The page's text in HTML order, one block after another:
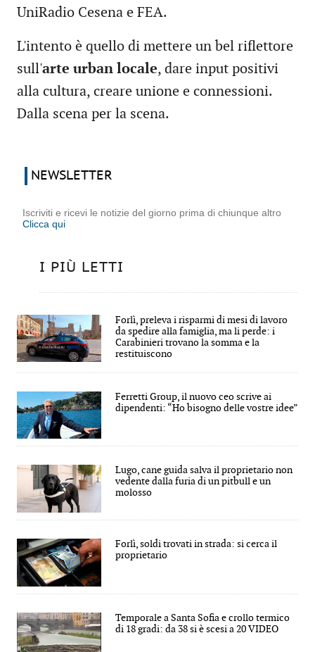
UniRadio Cesena e FEA.
L'intento è quello di mettere un bel riflettore
sull'arte urban locale, dare input positivi
alla cultura, creare unione e connessioni.
Dalla scena per la scena.
NEWSLETTER
Iscriviti e ricevi le notizie del giorno prima di chiunque altro
Clicca qui
I PIÙ LETTI
Forlì, preleva i risparmi di mesi di lavoro
da spedire alla famiglia, ma li perde: i
Carabinieri trovano la somma e la
restituiscono
Ferretti Group, il nuovo ceo scrive ai
dipendenti: “Ho bisogno delle vostre idee”
Lugo, cane guida salva il proprietario non
vedente dalla furia di un pitbull e un
molosso
Forlì, soldi trovati in strada: si cerca il
proprietario
Temporale a Santa Sofia e crollo termico
di 18 gradi: da 38 si è scesi a 20 VIDEO